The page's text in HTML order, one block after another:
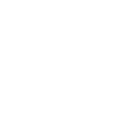
アプリ監視が